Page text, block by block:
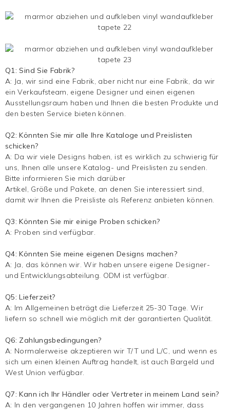
Q1: Sind Sie Fabrik?
A: Ja, wir sind eine Fabrik, aber nicht nur eine Fabrik, da wir
ein Verkaufsteam, eigene Designer und einen eigenen
Ausstellungsraum haben und Ihnen die besten Produkte und
den besten Service bieten können.
Q2: Könnten Sie mir alle Ihre Kataloge und Preislisten
schicken?
A: Da wir viele Designs haben, ist es wirklich zu schwierig für
uns, Ihnen alle unsere Katalog- und Preislisten zu senden.
Bitte informieren Sie mich darüber
Artikel, Größe und Pakete, an denen Sie interessiert sind,
damit wir Ihnen die Preisliste als Referenz anbieten können.
Q3: Könnten Sie mir einige Proben schicken?
A: Proben sind verfügbar.
Q4: Könnten Sie meine eigenen Designs machen?
A: Ja, das können wir. Wir haben unsere eigene Designer-
und Entwicklungsabteilung. ODM ist verfügbar.
Q5: Lieferzeit?
A: Im Allgemeinen beträgt die Lieferzeit 25-30 Tage. Wir
liefern so schnell wie möglich mit der garantierten Qualität.
Q6: Zahlungsbedingungen?
A: Normalerweise akzeptieren wir T/T und L/C, und wenn es
sich um einen kleinen Auftrag handelt, ist auch Bargeld und
West Union verfügbar.
Q7: Kann ich Ihr Händler oder Vertreter in meinem Land sein?
A: In den vergangenen 10 Jahren hoffen wir immer, dass